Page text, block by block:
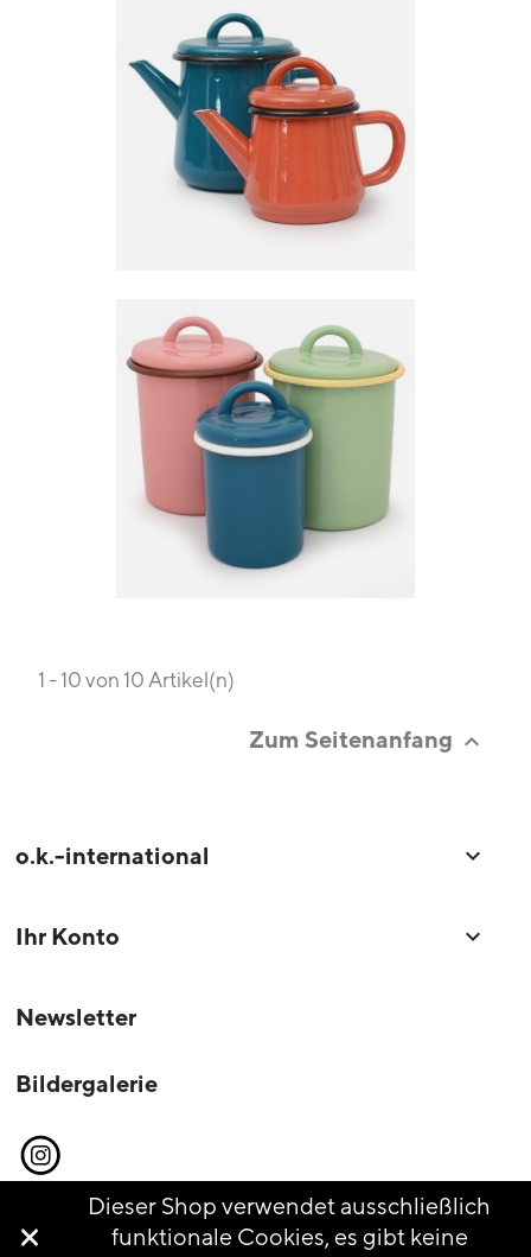
1 - 10 von 10 Artikel(n)
Zum Seitenanfang 
o.k.-international 
Ihr Konto 
Newsletter
Bildergalerie
Instagram

Dieser Shop verwendet ausschließlich
funktionale Cookies, es gibt keine